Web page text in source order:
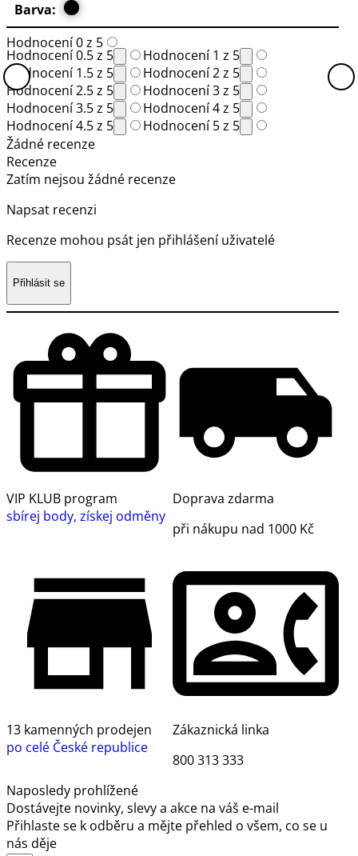
Barva:
Hodnocení 0 z 5
Hodnocení 0.5 z 5
Hodnocení 1 z 5
Hodnocení 1.5 z 5
Hodnocení 2 z 5
Hodnocení 2.5 z 5
Hodnocení 3 z 5
Hodnocení 3.5 z 5
Hodnocení 4 z 5
Hodnocení 4.5 z 5
Hodnocení 5 z 5
Žádné recenze
Recenze
Zatím nejsou žádné recenze
Napsat recenzi
Recenze mohou psát jen přihlášení uživatelé
Přihlásit se
VIP KLUB program
sbírej body, získej odměny
Doprava zdarma
při nákupu nad 1000 Kč
13 kamenných prodejen
po celé České republice
Zákaznická linka
800 313 333
Naposledy prohlížené
Dostávejte novinky, slevy a akce na váš e-mail
Přihlaste se k odběru a mějte přehled o všem, co se u
nás děje